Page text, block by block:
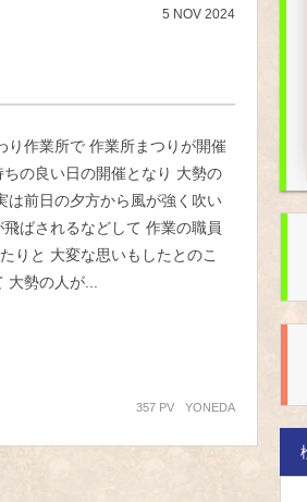
5 NOV 2024
り作業所で 作業所まつりが開催
の良い日の開催となり 大勢の
は前日の夕方から風が強く吹い
ばされるなどして 作業の職員
りと 大変な思いもしたとのこ
勢の人が...
YONEDA
357 PV